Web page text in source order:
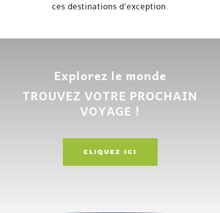
ces destinations d’exception.
Explorez le monde
TROUVEZ VOTRE PROCHAIN
VOYAGE !
CLIQUEZ ICI